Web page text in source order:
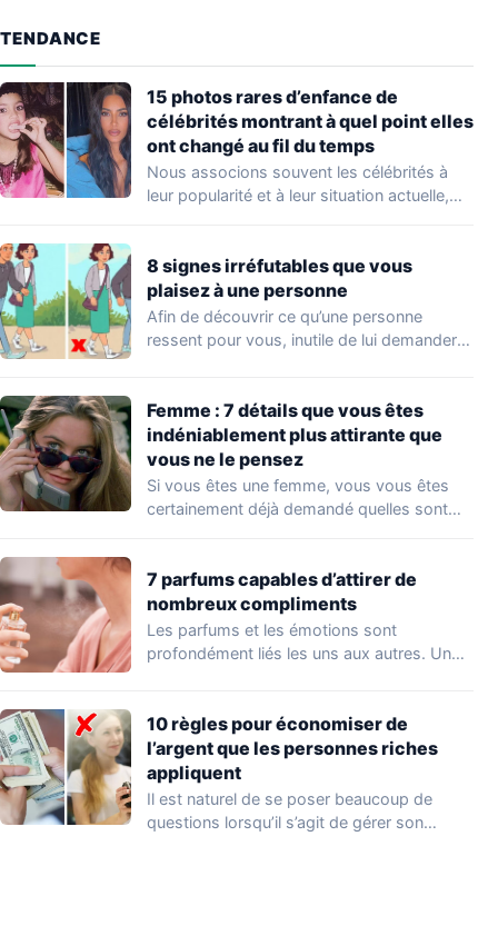
TENDANCE
15 photos rares d’enfance de
célébrités montrant à quel point elles
ont changé au fil du temps
Nous associons souvent les célébrités à
leur popularité et à leur situation actuelle,
8 signes irréfutables que vous
plaisez à une personne
Afin de découvrir ce qu’une personne
ressent pour vous, inutile de lui demander
Femme : 7 détails que vous êtes
indéniablement plus attirante que
vous ne le pensez
Si vous êtes une femme, vous vous êtes
certainement déjà demandé quelles sont
7 parfums capables d’attirer de
nombreux compliments
Les parfums et les émotions sont
profondément liés les uns aux autres. Un
10 règles pour économiser de
l’argent que les personnes riches
appliquent
Il est naturel de se poser beaucoup de
questions lorsqu’il s’agit de gérer son…